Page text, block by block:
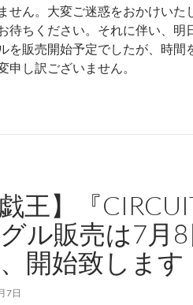
せん。大変ご迷惑をおかけいた
待ちください。それに伴い、明
を販売開始予定でしたが、時間
申し訳ございません。
戯王】『
ル販売は7月
開始致します
7日